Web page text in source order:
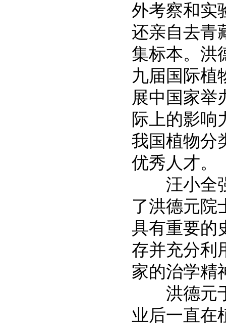
外考察和实
还亲自去青
集标本。洪
九届国际植
展中国家举
际上的影响
我国植物分
优秀人才。
汪小全强
了洪德元院
具有重要的
存并充分利
家的治学精
洪德元于
业后一直在